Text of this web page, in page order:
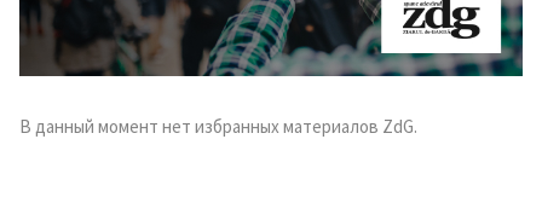
В данный момент нет избранных материалов ZdG.